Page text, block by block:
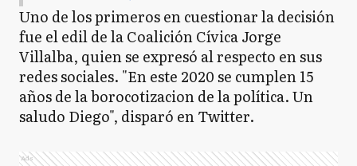
Uno de los primeros en cuestionar la decisión
fue el edil de la Coalición Cívica Jorge
Villalba, quien se expresó al respecto en sus
redes sociales. "En este 2020 se cumplen 15
años de la borocotizacion de la política. Un
saludo Diego", disparó en Twitter.
Ads